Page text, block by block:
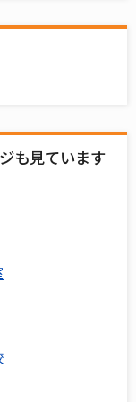
も見ています